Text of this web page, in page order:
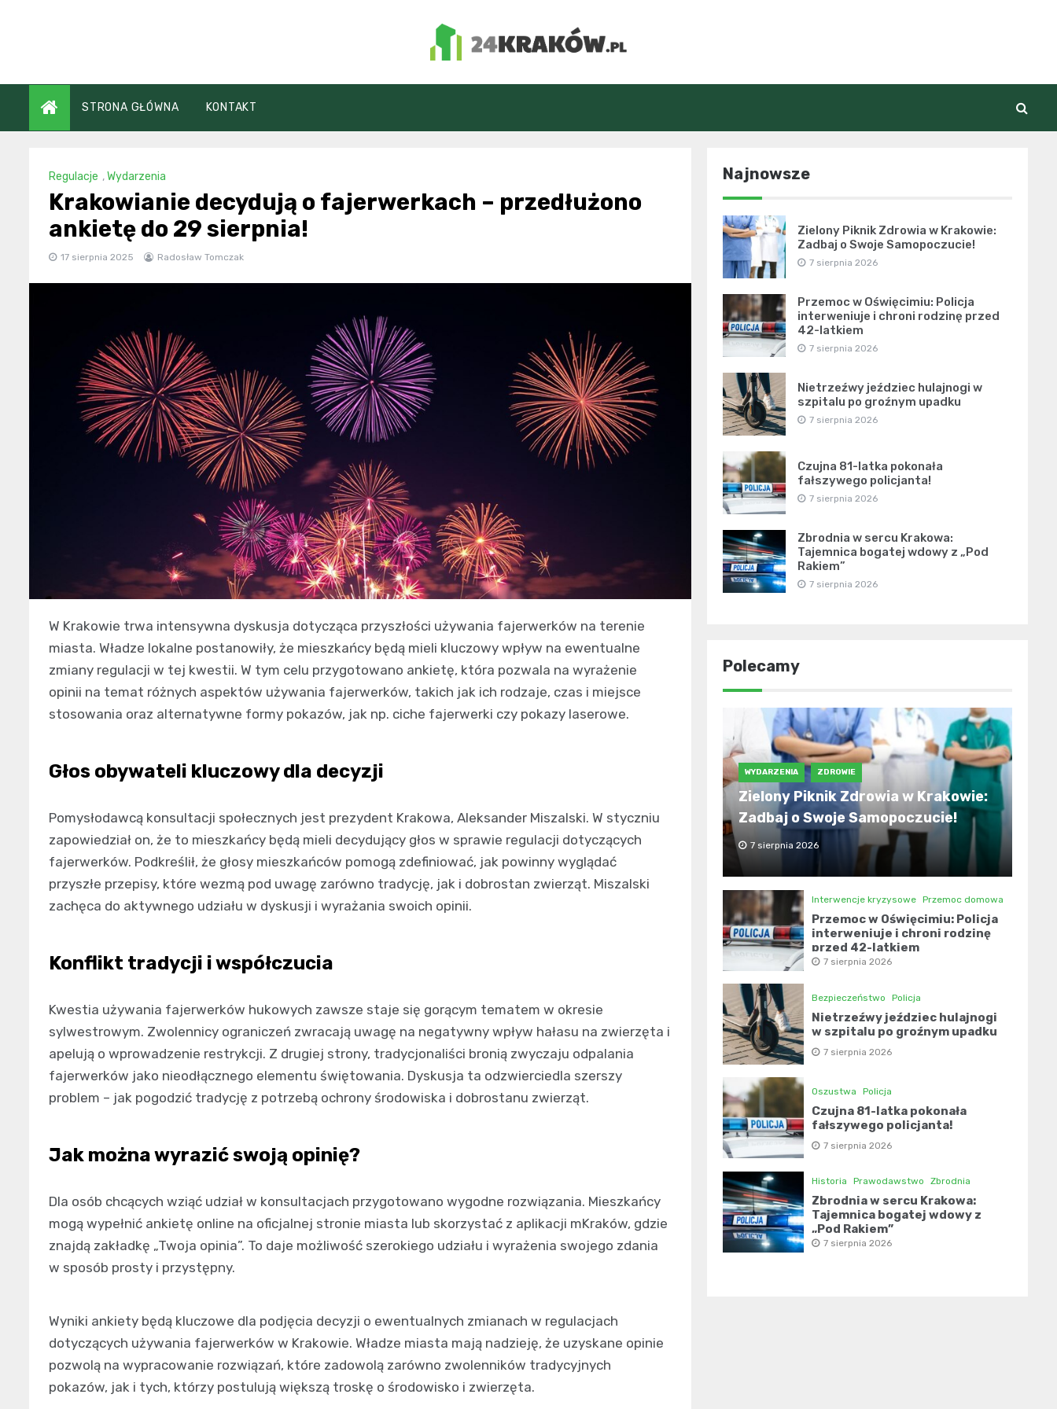
24Kraków.pl
STRONA GŁÓWNA KONTAKT
Regulacje ,Wydarzenia
Krakowianie decydują o fajerwerkach – przedłużono
ankietę do 29 sierpnia!
17 sierpnia 2025 Radosław Tomczak
W Krakowie trwa intensywna dyskusja dotycząca przyszłości używania fajerwerków na terenie
miasta. Władze lokalne postanowiły, że mieszkańcy będą mieli kluczowy wpływ na ewentualne
zmiany regulacji w tej kwestii. W tym celu przygotowano ankietę, która pozwala na wyrażenie
opinii na temat różnych aspektów używania fajerwerków, takich jak ich rodzaje, czas i miejsce
stosowania oraz alternatywne formy pokazów, jak np. ciche fajerwerki czy pokazy laserowe.
Głos obywateli kluczowy dla decyzji
Pomysłodawcą konsultacji społecznych jest prezydent Krakowa, Aleksander Miszalski. W styczniu
zapowiedział on, że to mieszkańcy będą mieli decydujący głos w sprawie regulacji dotyczących
fajerwerków. Podkreślił, że głosy mieszkańców pomogą zdefiniować, jak powinny wyglądać
przyszłe przepisy, które wezmą pod uwagę zarówno tradycję, jak i dobrostan zwierząt. Miszalski
zachęca do aktywnego udziału w dyskusji i wyrażania swoich opinii.
Konflikt tradycji i współczucia
Kwestia używania fajerwerków hukowych zawsze staje się gorącym tematem w okresie
sylwestrowym. Zwolennicy ograniczeń zwracają uwagę na negatywny wpływ hałasu na zwierzęta i
apelują o wprowadzenie restrykcji. Z drugiej strony, tradycjonaliści bronią zwyczaju odpalania
fajerwerków jako nieodłącznego elementu świętowania. Dyskusja ta odzwierciedla szerszy
problem – jak pogodzić tradycję z potrzebą ochrony środowiska i dobrostanu zwierząt.
Jak można wyrazić swoją opinię?
Dla osób chcących wziąć udział w konsultacjach przygotowano wygodne rozwiązania. Mieszkańcy
mogą wypełnić ankietę online na oficjalnej stronie miasta lub skorzystać z aplikacji mKraków, gdzie
znajdą zakładkę „Twoja opinia”. To daje możliwość szerokiego udziału i wyrażenia swojego zdania
w sposób prosty i przystępny.
Wyniki ankiety będą kluczowe dla podjęcia decyzji o ewentualnych zmianach w regulacjach
dotyczących używania fajerwerków w Krakowie. Władze miasta mają nadzieję, że uzyskane opinie
pozwolą na wypracowanie rozwiązań, które zadowolą zarówno zwolenników tradycyjnych
pokazów, jak i tych, którzy postulują większą troskę o środowisko i zwierzęta.
Najnowsze
Zielony Piknik Zdrowia w Krakowie:
Zadbaj o Swoje Samopoczucie!
7 sierpnia 2026
Przemoc w Oświęcimiu: Policja
interweniuje i chroni rodzinę przed
42-latkiem
7 sierpnia 2026
Nietrzeźwy jeździec hulajnogi w
szpitalu po groźnym upadku
7 sierpnia 2026
Czujna 81-latka pokonała
fałszywego policjanta!
7 sierpnia 2026
Zbrodnia w sercu Krakowa:
Tajemnica bogatej wdowy z „Pod
Rakiem”
7 sierpnia 2026
Polecamy
WYDARZENIA ZDROWIE
Zielony Piknik Zdrowia w Krakowie:
Zadbaj o Swoje Samopoczucie!
7 sierpnia 2026
Interwencje kryzysowe Przemoc domowa
Przemoc w Oświęcimiu: Policja
interweniuje i chroni rodzinę
przed 42-latkiem
7 sierpnia 2026
Bezpieczeństwo Policja
Nietrzeźwy jeździec hulajnogi
w szpitalu po groźnym upadku
7 sierpnia 2026
Oszustwa Policja
Czujna 81-latka pokonała
fałszywego policjanta!
7 sierpnia 2026
Historia Prawodawstwo Zbrodnia
Zbrodnia w sercu Krakowa:
Tajemnica bogatej wdowy z
„Pod Rakiem”
7 sierpnia 2026